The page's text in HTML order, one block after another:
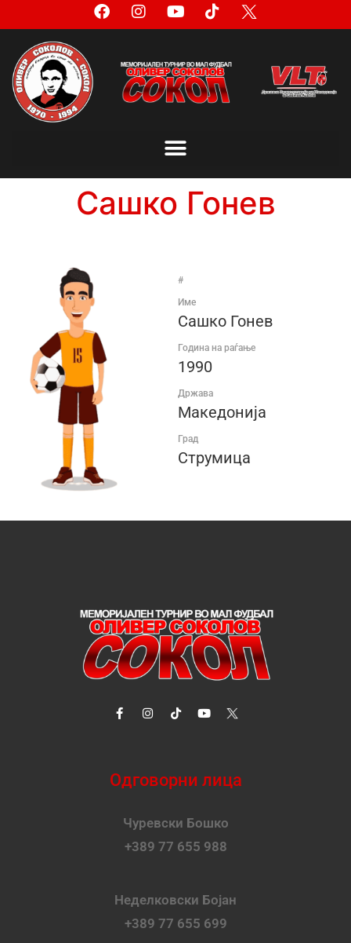
Сашко Гонев
#
Име
Сашко Гонев
Година на раѓање
1990
Држава
Македонија
Град
Струмица
Одговорни лица
Чуревски Бошко
+389 77 655 988
Неделковски Бојан
+389 77 655 699